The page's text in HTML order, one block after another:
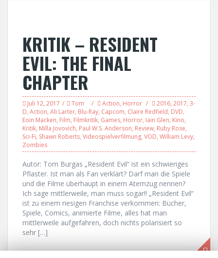
KRITIK – RESIDENT
EVIL: THE FINAL
CHAPTER
Juli 12, 2017 Tom Action, Horror 2016, 2017, 3-
D, Action, Ali Larter, Blu-Ray, Capcom, Claire Redfield, DVD,
Eoin Macken, Film, Filmkritik, Games, Horror, Iain Glen, Kino,
Kritik, Milla Jovovich, Paul W.S. Anderson, Review, Ruby Rose,
Sci-Fi, Shawn Roberts, Videospielverfilmung, VOD, William Levy,
Zombies
Autor: Tom Burgas „Resident Evil“ ist ein schwieriges
Pflaster. Ist man als Fan verklärt? Darf man die Spiele
und die Filme überhaupt in einem Atemzug nennen?
Ich sage mittlerweile, man muss sogar!! „Resident Evil“
ist zu einem riesigen Franchise verkommen: Bücher,
Spiele, Comics, animierte Filme, alles hat man
mittlerweile aufgefahren, doch nichts polarisiert so
sehr […]